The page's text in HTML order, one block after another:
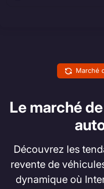
Marché
Le marché
Découvrez les
revente de
dynamique où